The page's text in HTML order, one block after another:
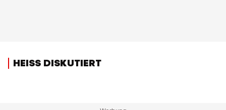
HEISS DISKUTIERT